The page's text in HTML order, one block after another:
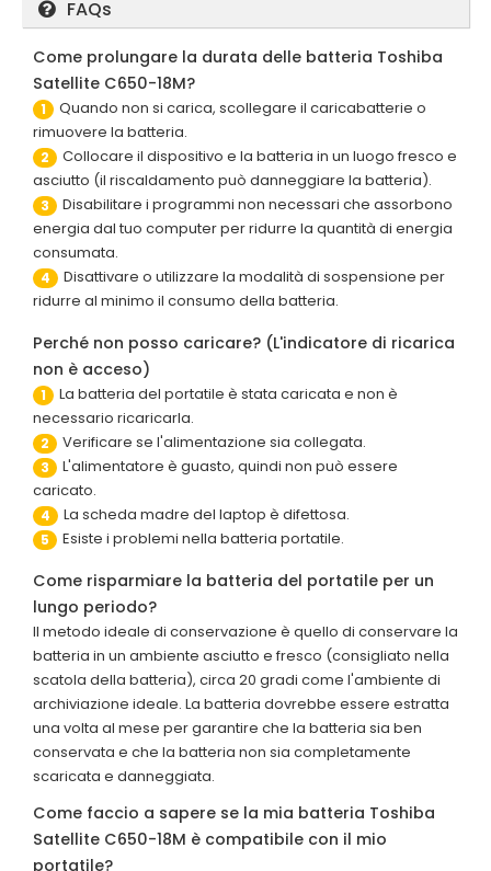
FAQs
Come prolungare la durata delle batteria Toshiba
Satellite C650-18M?
1
Quando non si carica, scollegare il caricabatterie o
rimuovere la batteria.
2
Collocare il dispositivo e la batteria in un luogo fresco e
asciutto (il riscaldamento può danneggiare la batteria).
3
Disabilitare i programmi non necessari che assorbono
energia dal tuo computer per ridurre la quantità di energia
consumata.
4
Disattivare o utilizzare la modalità di sospensione per
ridurre al minimo il consumo della batteria.
Perché non posso caricare? (L'indicatore di ricarica
non è acceso)
1
La batteria del portatile è stata caricata e non è
necessario ricaricarla.
2 Verificare se l'alimentazione sia collegata.
3
L'alimentatore è guasto, quindi non può essere
caricato.
4 La scheda madre del laptop è difettosa.
5 Esiste i problemi nella batteria portatile.
Come risparmiare la batteria del portatile per un
lungo periodo?
Il metodo ideale di conservazione è quello di conservare la
batteria in un ambiente asciutto e fresco (consigliato nella
scatola della batteria), circa 20 gradi come l'ambiente di
archiviazione ideale. La batteria dovrebbe essere estratta
una volta al mese per garantire che la batteria sia ben
conservata e che la batteria non sia completamente
scaricata e danneggiata.
Come faccio a sapere se la mia batteria Toshiba
Satellite C650-18M è compatibile con il mio
portatile?